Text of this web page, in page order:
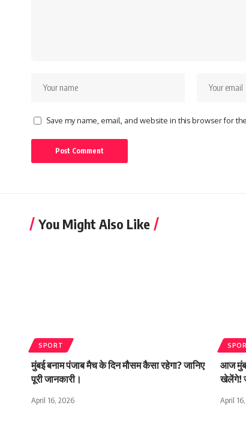
Save my name, email, and website in this browser for
You Might Also Like
SPORT
मुंबई बनाम पंजाब मैच के दिन मौसम कैसा रहेगा? जानिए
पूरी जानकारी।
April 16, 2026
आज
खेलेंगे!
April